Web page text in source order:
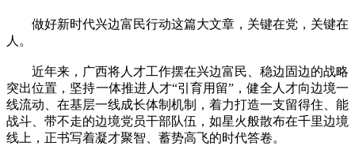
做好新时代兴边富民行动这篇大文章，关键在党，关键在
人。
近年来，广西将人才工作摆在兴边富民、稳边固边的战略
突出位置，坚持一体推进人才“引育用留”，健全人才向边境一
线流动、在基层一线成长体制机制，着力打造一支留得住、能
战斗、带不走的边境党员干部队伍，如星火般散布在千里边境
线上，正书写着凝才聚智、蓄势高飞的时代答卷。